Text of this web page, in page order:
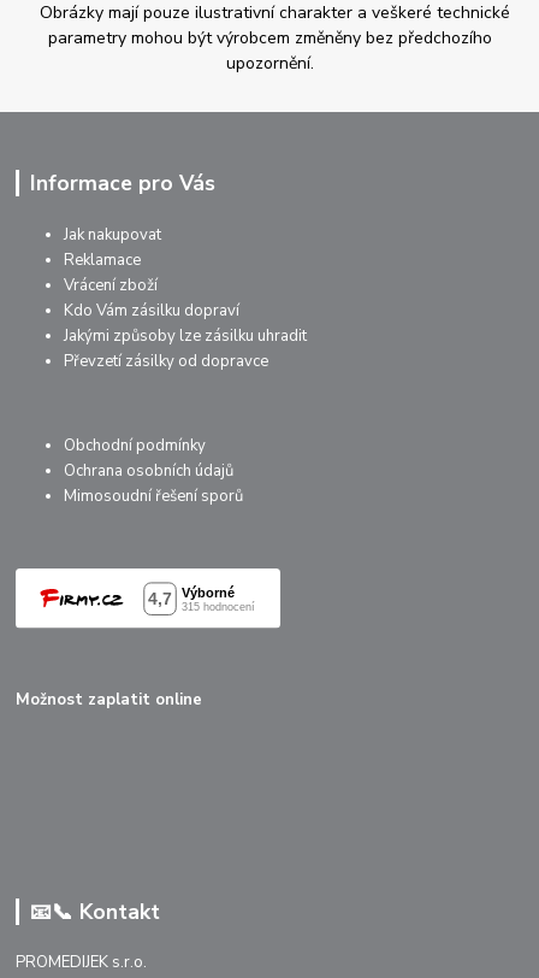
Obrázky mají pouze ilustrativní charakter a veškeré technické
parametry mohou být výrobcem změněny bez předchozího
upozornění.
Informace pro Vás
Jak nakupovat
Reklamace
Vrácení zboží
Kdo Vám zásilku dopraví
Jakými způsoby lze zásilku uhradit
Převzetí zásilky od dopravce
Obchodní podmínky
Ochrana osobních údajů
Mimosoudní řešení sporů
Možnost zaplatit online
📧📞 Kontakt
PROMEDIJEK s.r.o.